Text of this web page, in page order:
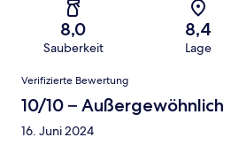
8,0
Sauberkeit
8,4
Lage
Bewertungen
Verifizierte Bewertung
10/10 – Außergewöhnlich
16. Juni 2024